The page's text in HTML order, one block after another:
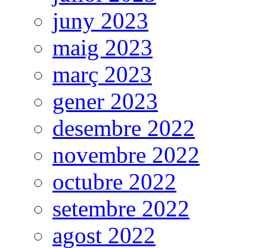
juny 2023
maig 2023
març 2023
gener 2023
desembre 2022
novembre 2022
octubre 2022
setembre 2022
agost 2022